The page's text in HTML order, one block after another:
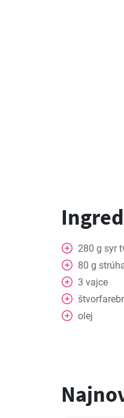
280 g syr
80 g
3 vajce
olej